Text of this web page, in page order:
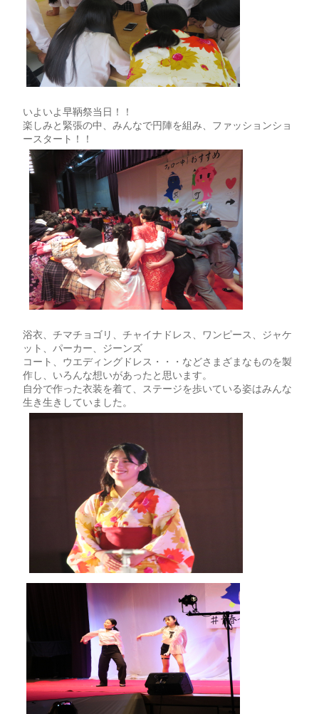
いよいよ早鞆祭当日！！
楽しみと緊張の中、みんなで円陣を組み、ファッションショ
ースタート！！
浴衣、チマチョゴリ、チャイナドレス、ワンピース、ジャケ
ット、パーカー、ジーンズ
コート、ウエディングドレス・・・などさまざまなものを製
作し、いろんな想いがあったと思います。
自分で作った衣装を着て、ステージを歩いている姿はみんな
生き生きしていました。